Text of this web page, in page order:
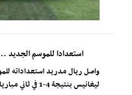
استعدادا للموسم الجديد
واصل ريال مدريد استعداداته
ليغانيس بنتيجة 4-1 في ثاني مبارياته الت...